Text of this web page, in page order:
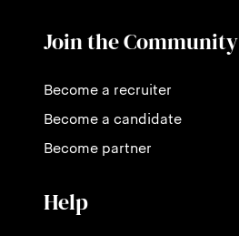
Join the Community
Become a recruiter
Become a candidate
Become partner
Help